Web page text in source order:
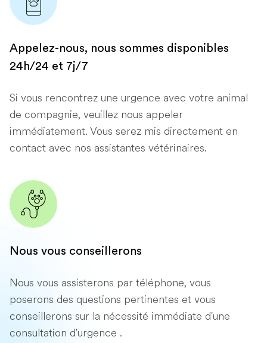
Appelez-nous, nous sommes disponibles
24h/24 et 7j/7
Si vous rencontrez une urgence avec votre animal
de compagnie, veuillez nous appeler
immédiatement. Vous serez mis directement en
contact avec nos assistantes vétérinaires.
Nous vous conseillerons
Nous vous assisterons par téléphone, vous
poserons des questions pertinentes et vous
conseillerons sur la nécessité immédiate d'une
consultation d'urgence .